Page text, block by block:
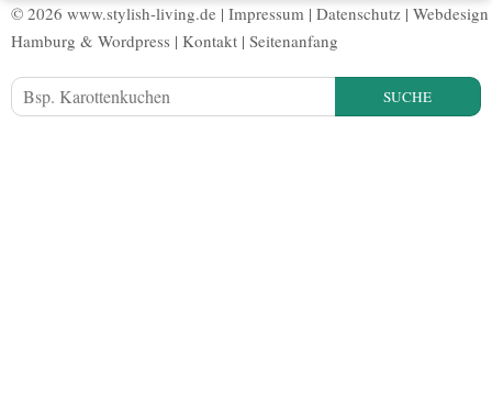
© 2026 www.stylish-living.de | Impressum | Datenschutz | Webdesign
Hamburg & Wordpress | Kontakt | Seitenanfang
SUCHE